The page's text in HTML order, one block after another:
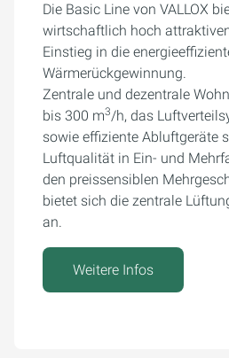
Die Basic Line von VALLOX
wirtschaftlich hoch
Einstieg in die
Wärmerückgewinnung.
Zentrale und dezentrale
bis 300 m3/h, das
sowie effiziente Abluftgeräte
Luftqualität in Ein- und
den preissensiblen
bietet sich die zentrale
an.
Weitere Infos